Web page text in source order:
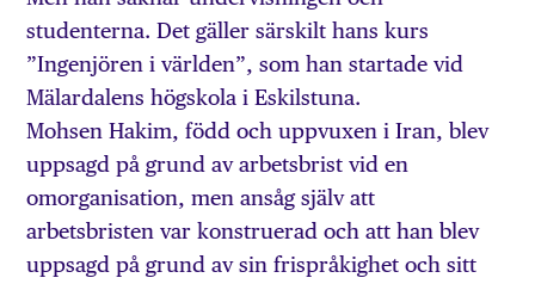
studenterna. Det gäller särskilt hans kurs
”Ingenjören i världen”, som han startade vid
Mälardalens högskola i Eskilstuna.
Mohsen Hakim, född och uppvuxen i Iran, blev
uppsagd på grund av arbetsbrist vid en
omorganisation, men ansåg själv att
arbetsbristen var konstruerad och att han blev
uppsagd på grund av sin frispråkighet och sitt